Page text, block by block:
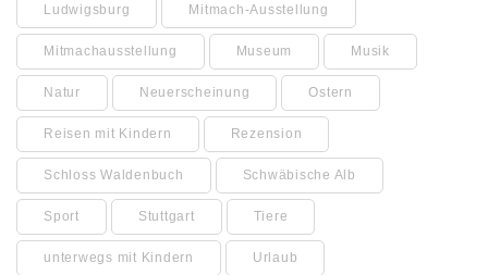
Ludwigsburg Mitmach-Ausstellung
Mitmachausstellung Museum Musik
Natur Neuerscheinung Ostern
Reisen mit Kindern Rezension
Schloss Waldenbuch Schwäbische Alb
Sport Stuttgart Tiere
unterwegs mit Kindern Urlaub